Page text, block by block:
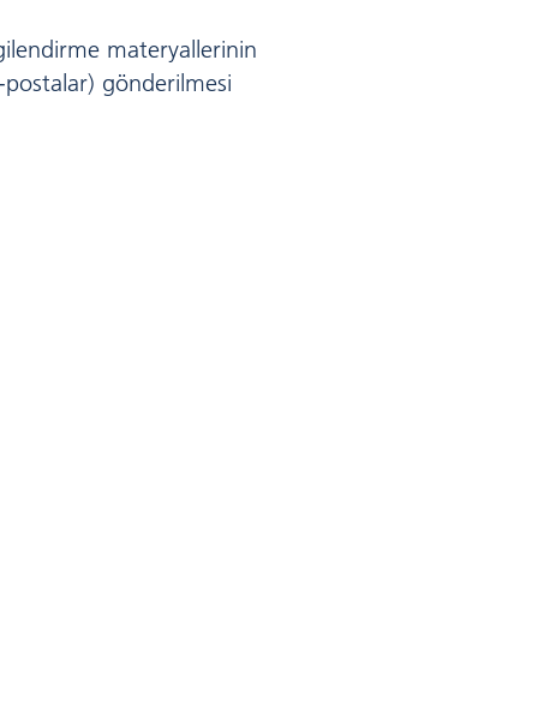
materyallerinin
gönderilmesi